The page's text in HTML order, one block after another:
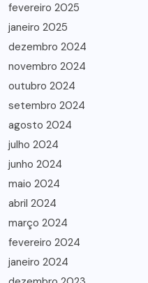
fevereiro 2025
janeiro 2025
dezembro 2024
novembro 2024
outubro 2024
setembro 2024
agosto 2024
julho 2024
junho 2024
maio 2024
abril 2024
março 2024
fevereiro 2024
janeiro 2024